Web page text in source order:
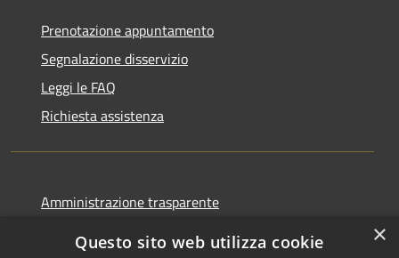
Prenotazione appuntamento
Segnalazione disservizio
Leggi le FAQ
Richiesta assistenza
Amministrazione trasparente
×
Questo sito web utilizza cookie